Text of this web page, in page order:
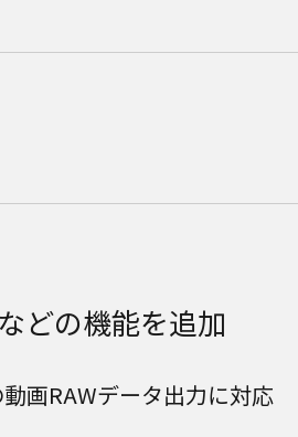
どの機能を追加
画RAWデータ出力に対応